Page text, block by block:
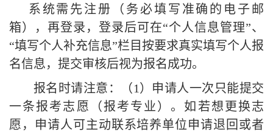
系统需先注册（务必填写准确的电子邮
箱），再登录，登录后可在“个人信息管理”、
“填写个人补充信息”栏目按要求真实填写个人报
名信息，提交审核后视为报名成功。
报名时请注意：
（1 ） 申请人一次只能提交
一条报考志愿（报考专业）。 如若想更换志
愿，申请人可主动联系培养单位申请退回或者